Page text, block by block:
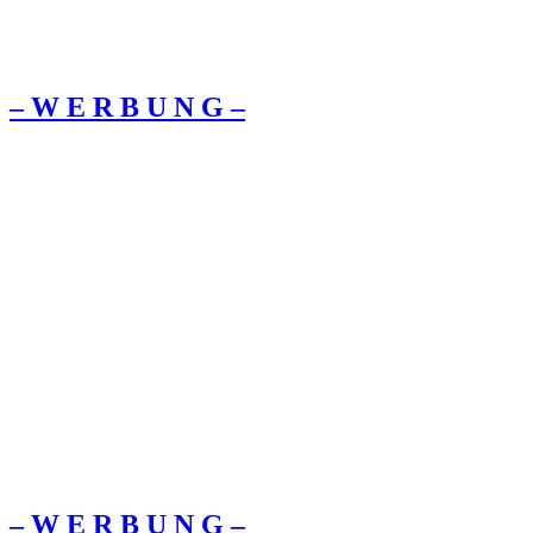
– W Ε R Β U Ν G –
– W Ε R Β U Ν G –